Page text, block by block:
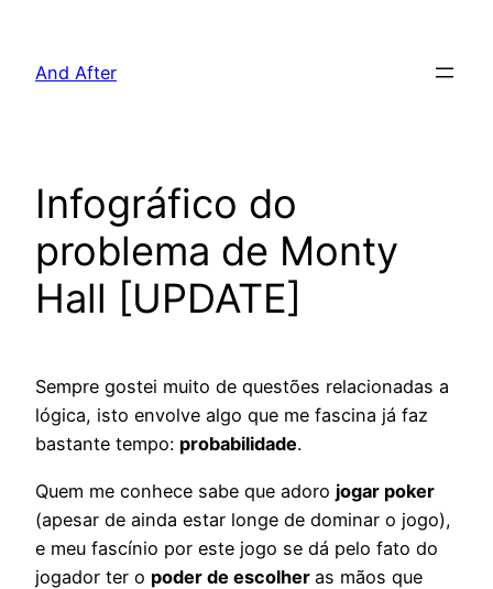
And After
Infográfico do
problema de Monty
Hall [UPDATE]
Sempre gostei muito de questões relacionadas a
lógica, isto envolve algo que me fascina já faz
bastante tempo: probabilidade.
Quem me conhece sabe que adoro jogar poker
(apesar de ainda estar longe de dominar o jogo),
e meu fascínio por este jogo se dá pelo fato do
jogador ter o poder de escolher as mãos que